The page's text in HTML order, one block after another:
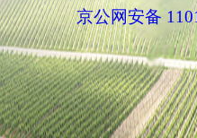
京公网安备